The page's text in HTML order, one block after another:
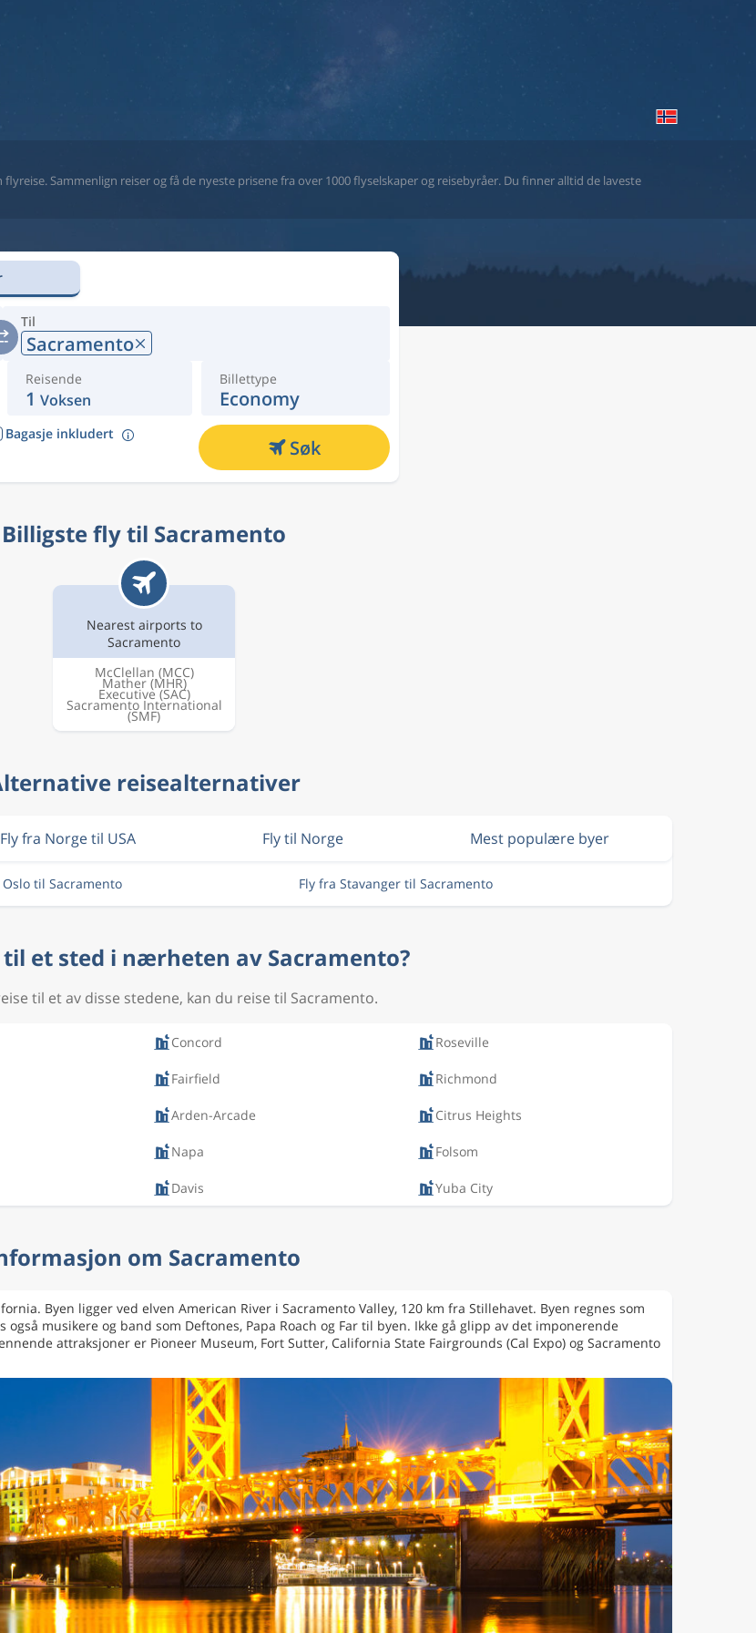
Sammenlign reiser og få de nyeste prisene fra over 1000 flyselskaper og reisebyråer. Du finner alltid de laveste
Til
Sacramento
Reisende
1 Voksen
Billettype
Economy
Bagasje inkludert
Søk
Billigste fly til Sacramento
Nearest airports to
Sacramento
McClellan (MCC)
Mather (MHR)
Executive (SAC)
Sacramento International
(SMF)
reisealternativer
Fly fra Norge til USA Fly til Norge Mest populære byer
Oslo til Sacramento Fly fra Stavanger til Sacramento
et sted i nærheten av Sacramento?
til et av disse stedene, kan du reise til Sacramento.
Concord Roseville
Fairfield Richmond
Arden-Arcade Citrus Heights
Napa Folsom
Davis Yuba City
om Sacramento
Byen ligger ved elven American River i Sacramento Valley, 120 km fra Stillehavet. Byen regnes som
musikere og band som Deftones, Papa Roach og Far til byen. Ikke gå glipp av det imponerende
attraksjoner er Pioneer Museum, Fort Sutter, California State Fairgrounds (Cal Expo) og Sacramento